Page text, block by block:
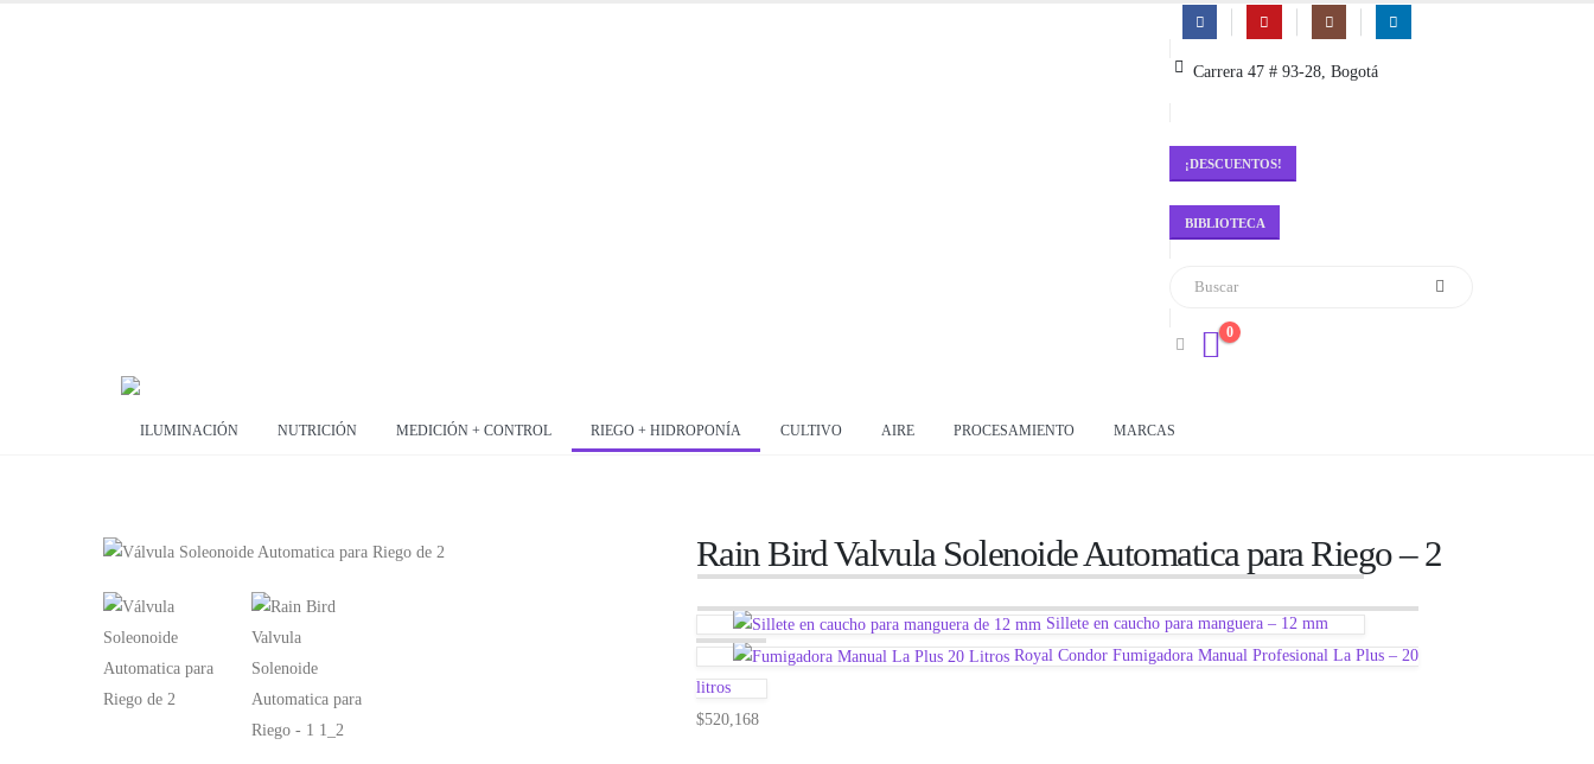
Carrera 47 # 93-28, Bogotá
¡DESCUENTOS!
BIBLIOTECA
0
ILUMINACIÓN NUTRICIÓN MEDICIÓN + CONTROL RIEGO + HIDROPONÍA CULTIVO AIRE PROCESAMIENTO MARCAS
Rain Bird Valvula Solenoide Automatica para Riego – 2
Sillete en caucho para manguera – 12 mm
Royal Condor Fumigadora Manual Profesional La Plus – 20
litros
$520,168